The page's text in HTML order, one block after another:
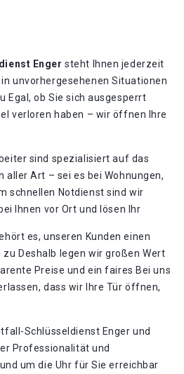
Enger steht Ihnen jederzeit
unvorhergesehenen Situationen
Egal, ob Sie sich ausgesperrt
verloren haben – wir öffnen Ihre
sind spezialisiert auf das
aller Art – sei es bei Wohnungen,
schnellen Notdienst sind wir
Ihnen vor Ort und lösen Ihr
es, unseren Kunden einen
Deshalb legen wir großen Wert
Preise und ein faires Bei uns
dass wir Ihre Tür öffnen,
Schlüsseldienst Enger und
Professionalität und
um die Uhr für Sie erreichbar